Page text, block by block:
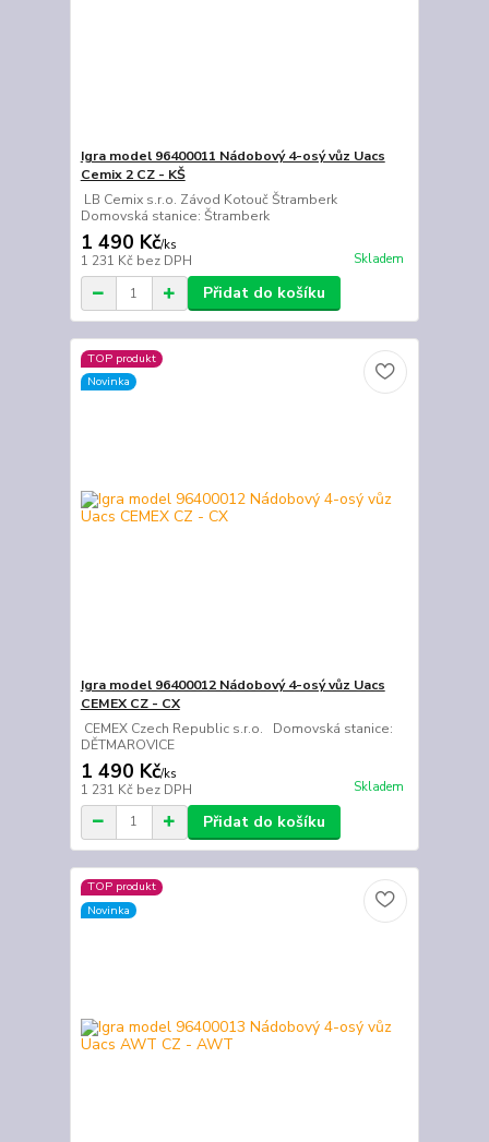
Igra model 96400011 Nádobový 4-osý vůz Uacs
Cemix 2 CZ - KŠ
LB Cemix s.r.o. Závod Kotouč Štramberk
Domovská stanice: Štramberk
1 490 Kč/ks
1 231 Kč bez DPH Skladem
Přidat do košíku
TOP produkt
Novinka
Igra model 96400012 Nádobový 4-osý vůz Uacs
CEMEX CZ - CX
CEMEX Czech Republic s.r.o. Domovská stanice:
DĚTMAROVICE
1 490 Kč/ks
1 231 Kč bez DPH Skladem
Přidat do košíku
TOP produkt
Novinka